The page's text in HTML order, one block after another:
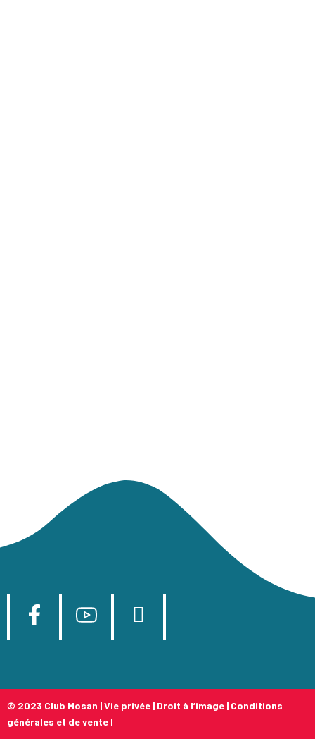
© 2023 Club Mosan |Vie privée | Droit à l’image | Conditions
générales et de vente |